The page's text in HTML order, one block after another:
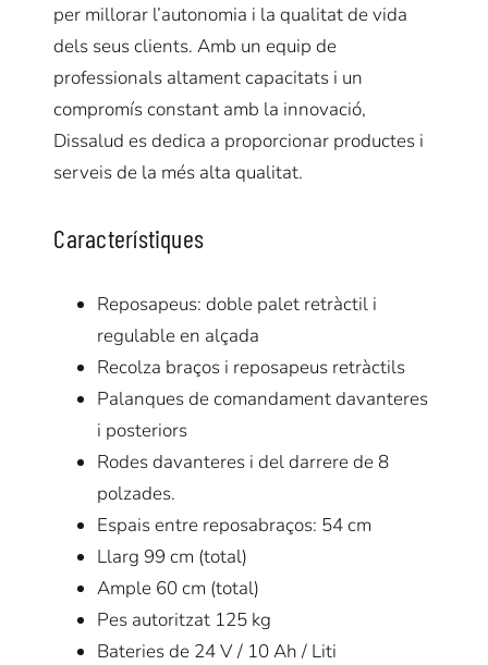
per millorar l’autonomia i la qualitat de vida
dels seus clients. Amb un equip de
professionals altament capacitats i un
compromís constant amb la innovació,
Dissalud es dedica a proporcionar productes i
serveis de la més alta qualitat.
Característiques
Reposapeus: doble palet retràctil i
regulable en alçada
Recolza braços i reposapeus retràctils
Palanques de comandament davanteres
i posteriors
Rodes davanteres i del darrere de 8
polzades.
Espais entre reposabraços: 54 cm
Llarg 99 cm (total)
Ample 60 cm (total)
Pes autoritzat 125 kg
Bateries de 24 V / 10 Ah / Liti